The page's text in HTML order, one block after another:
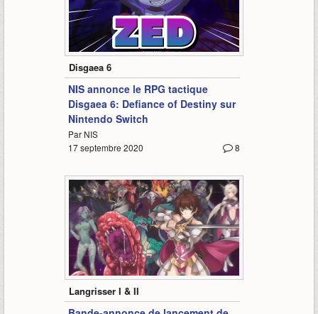
1:28
Disgaea 6
NIS annonce le RPG tactique
Disgaea 6: Defiance of Destiny sur
Nintendo Switch
Par NIS
8
17 septembre 2020
1:05
Langrisser I & II